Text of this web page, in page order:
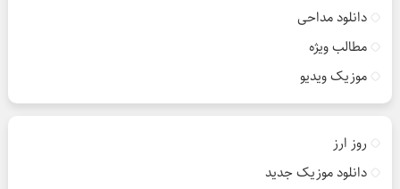
دانلود مداحی
مطالب ویژه
موزیک ویدیو
روز ارز
دانلود موزیک جدید